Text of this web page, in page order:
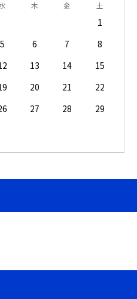
木 金 土
1
5 6 7
8
13 14
15
20 21
22
27 28
29